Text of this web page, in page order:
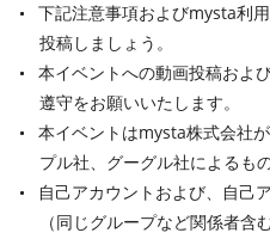
下記注意事項およびmysta利
投稿しましょう。
本イベントへの動画投稿およ
遵守をお願いいたします。
本イベントはmysta株式会社
プル社、グーグル社によるも
自己アカウントおよび、自己
（同じグループなど関係者